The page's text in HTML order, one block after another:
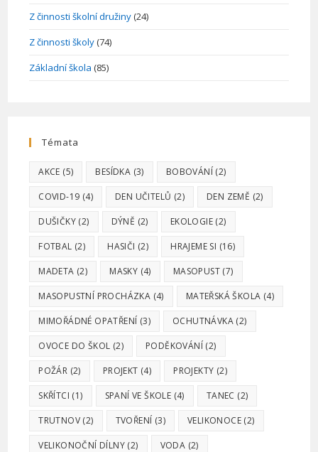
Z činnosti školní družiny (24)
Z činnosti školy (74)
Základní škola (85)
Témata
AKCE (5) BESÍDKA (3) BOBOVÁNÍ (2)
COVID-19 (4) DEN UČITELŮ (2) DEN ZEMĚ (2)
DUŠIČKY (2) DÝNĚ (2) EKOLOGIE (2)
FOTBAL (2) HASIČI (2) HRAJEME SI (16)
MADETA (2) MASKY (4) MASOPUST (7)
MASOPUSTNÍ PROCHÁZKA (4) MATEŘSKÁ ŠKOLA (4)
MIMOŘÁDNÉ OPATŘENÍ (3) OCHUTNÁVKA (2)
OVOCE DO ŠKOL (2) PODĚKOVÁNÍ (2)
POŽÁR (2) PROJEKT (4) PROJEKTY (2)
SKŘÍTCI (1) SPANÍ VE ŠKOLE (4) TANEC (2)
TRUTNOV (2) TVOŘENÍ (3) VELIKONOCE (2)
VELIKONOČNÍ DÍLNY (2) VODA (2)